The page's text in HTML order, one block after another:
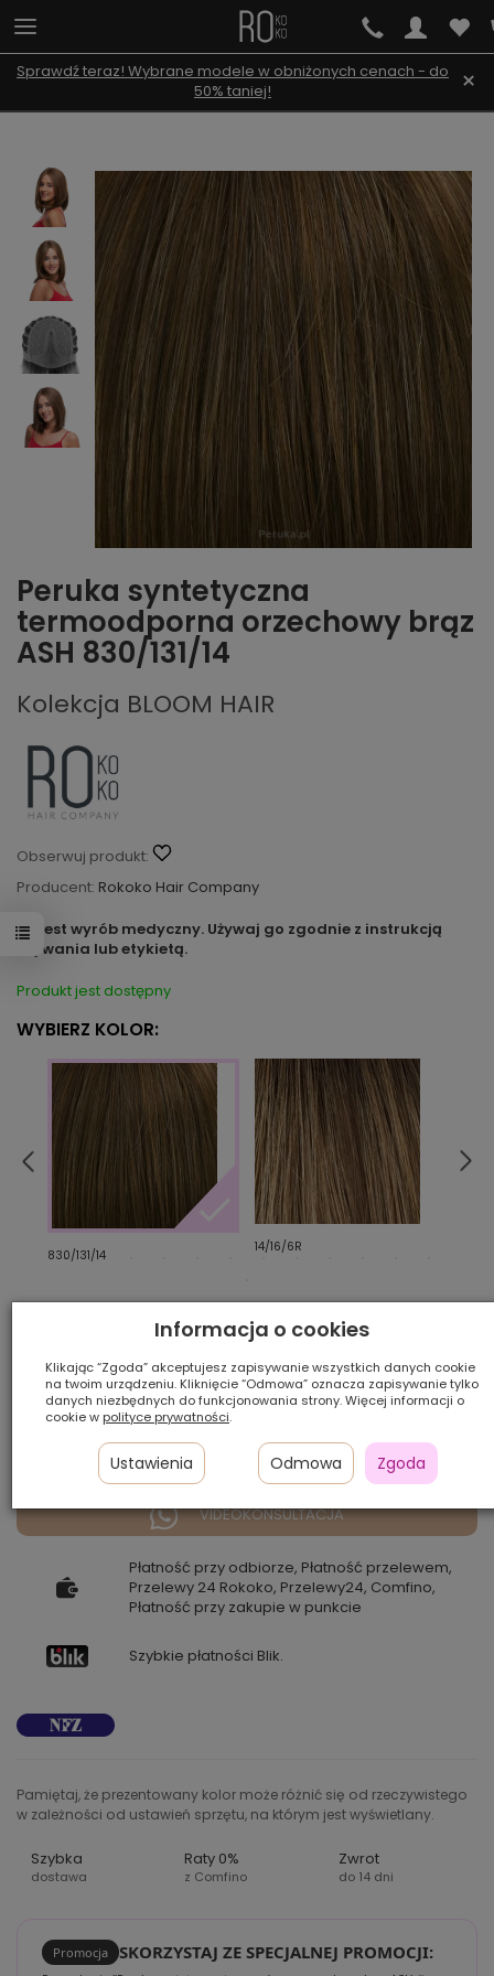
Sprawdź teraz! Wybrane modele w obniżonych cenach - do
50% taniej!
×
Peruka syntetyczna
termoodporna orzechowy brąz
ASH 830/131/14
Kolekcja BLOOM HAIR
Obserwuj produkt:
Producent: Rokoko Hair Company
To jest wyrób medyczny. Używaj go zgodnie z instrukcją
używania lub etykietą.
Produkt jest dostępny
WYBIERZ KOLOR:
830/131/14
14/16/6R
Ilość szt.:
1 150,00 zł
DODAJ DO KOSZYKA
VIDEOKONSULTACJA
Płatność przy odbiorze, Płatność przelewem,
Przelewy 24 Rokoko, Przelewy24, Comfino,
Płatność przy zakupie w punkcie
Szybkie płatności Blik.
Pamiętaj, że prezentowany kolor może różnić się od rzeczywistego
w zależności od ustawień sprzętu, na którym jest wyświetlany.
Szybka
dostawa
Raty 0%
z Comfino
Zwrot
do 14 dni
Promocja SKORZYSTAJ ZE SPECJALNEJ PROMOCJI:
Informacja o cookies
Klikając “Zgoda” akceptujesz zapisywanie wszystkich danych cookie
na twoim urządzeniu. Kliknięcie “Odmowa” oznacza zapisywanie tylko
danych niezbędnych do funkcjonowania strony. Więcej informacji o
cookie w polityce prywatności.
Ustawienia Odmowa Zgoda